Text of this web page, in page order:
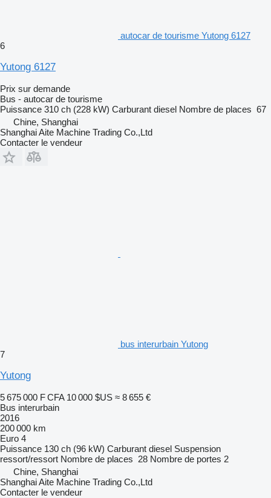
autocar de tourisme Yutong 6127
6
Yutong 6127
Prix sur demande
Bus - autocar de tourisme
Puissance 310 ch (228 kW) Carburant diesel Nombre de places 67
Chine, Shanghai
Shanghai Aite Machine Trading Co.,Ltd
Contacter le vendeur
bus interurbain Yutong
7
Yutong
5 675 000 F CFA 10 000 $US ≈ 8 655 €
Bus interurbain
2016
200 000 km
Euro 4
Puissance 130 ch (96 kW) Carburant diesel Suspension
ressort/ressort Nombre de places 28 Nombre de portes 2
Chine, Shanghai
Shanghai Aite Machine Trading Co.,Ltd
Contacter le vendeur